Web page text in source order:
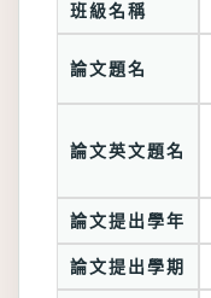
班級名稱
論文題名
論文英文題名
論文提出學年
論文提出學期